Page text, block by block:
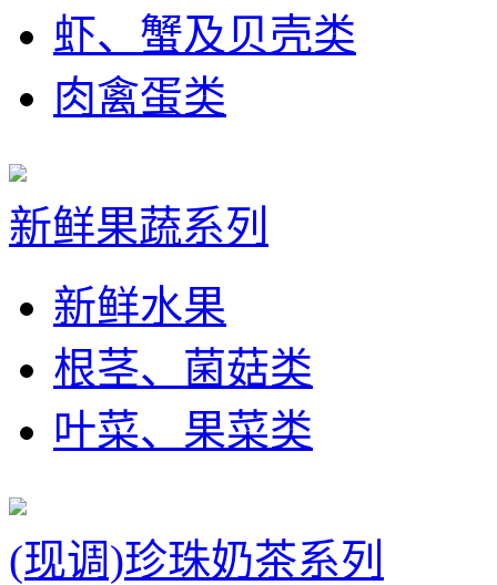
虾、蟹及贝壳类
肉禽蛋类
新鲜果蔬系列
新鲜水果
根茎、菌菇类
叶菜、果菜类
(现调)珍珠奶茶系列